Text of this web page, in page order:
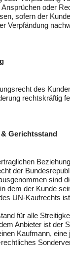
oder
sofern der
Verpfändung
des
rechtskräftig
Gerichtsstand
der
sind
dem der Kunde
UN-Kaufrechts
für alle
Anbieter ist der
Kaufmann,